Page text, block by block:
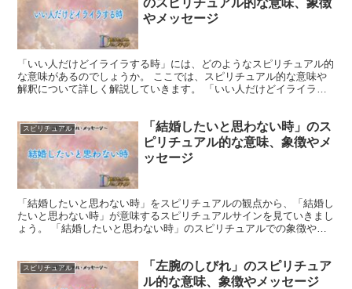
やメッセージ
「いい人だけどイライラする時」には、どのようなスピリチュアル的
な意味があるのでしょうか。 ここでは、スピリチュアル的な意味や
解釈について詳しく解説していきます。 「いい人だけどイライラす
スピリチュアル
「結婚したいと思わない時」のス
ピリチュアル的な意味、象徴やメ
ッセージ
「結婚したいと思わない時」をスピリチュアルの観点から、「結婚し
たいと思わない時」が意味するスピリチュアルサインを見ていきまし
ょう。 「結婚したいと思わない時」のスピリチュアルでの象徴や意
スピリチュアル
「左腕のしびれ」のスピリチュア
ル的な意味、象徴やメッセージ